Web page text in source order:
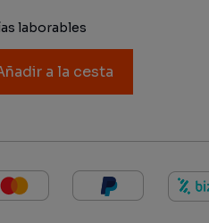
laborables
a la cesta